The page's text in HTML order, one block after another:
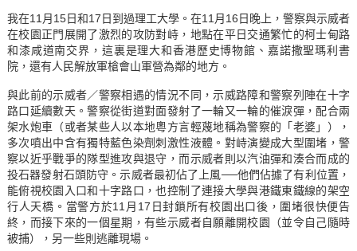
我在11月15日和17日到過理工大學。在11月16日晚上，警察與示威者
在校園正門展開了激烈的攻防對峙，地點在平日交通繁忙的柯士甸路
和漆咸道南交界，這裏是理大和香港歷史博物館、嘉諾撒聖瑪利書
院，還有人民解放軍槍會山軍營為鄰的地方。
與此前的示威者／警察相遇的情況不同，示威路障和警察列陣在十字
路口延續數天。警察從街道對面發射了一輪又一輪的催淚彈，配合兩
架水炮車（或者某些人以本地粵方言輕蔑地稱為警察的「老婆」），
多次噴出中含有獨特藍色染劑刺激性液體。對峙演變成大型圍堵，警
察以近乎戰爭的隊型進攻與退守，而示威者則以汽油彈和湊合而成的
投石器發射石頭防守。示威者最初佔了上風──他們佔據了有利位置，
能俯視校園入口和十字路口，也控制了連接大學與港鐵東鐵線的架空
行人天橋。當警方於11月17日封鎖所有校園出口後，圍堵很快便告
終，而接下來的一個星期，有些示威者自願離開校園（並令自己隨時
被捕），另一些則逃離現場。